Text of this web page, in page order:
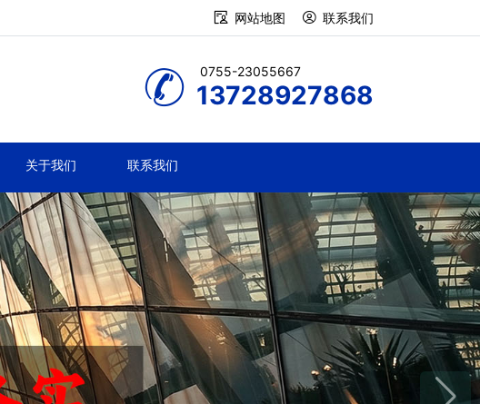
网站地图 联系我们
0755-23055667
13728927868
关于我们 联系我们